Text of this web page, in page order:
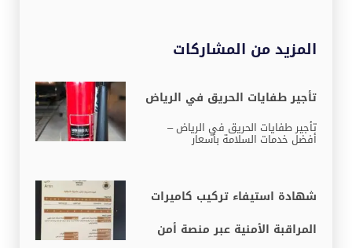
المزيد من المشاركات
تأجير طفايات الحريق في الرياض
تأجير طفايات الحريق في الرياض –
أفضل خدمات السلامة بأسعار
شهادة استيفاء تركيب كاميرات
المراقبة الأمنية عبر منصة أمن